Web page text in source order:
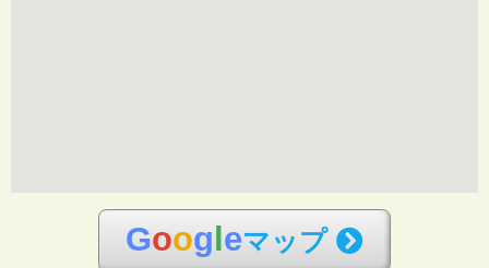
Goog eマップ